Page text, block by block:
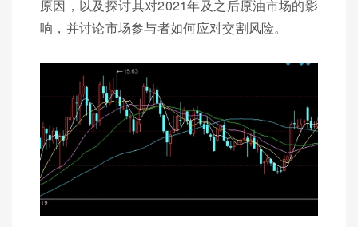
原因，以及探讨其对2021年及之后原油市场的影
响，并讨论市场参与者如何应对交割风险。